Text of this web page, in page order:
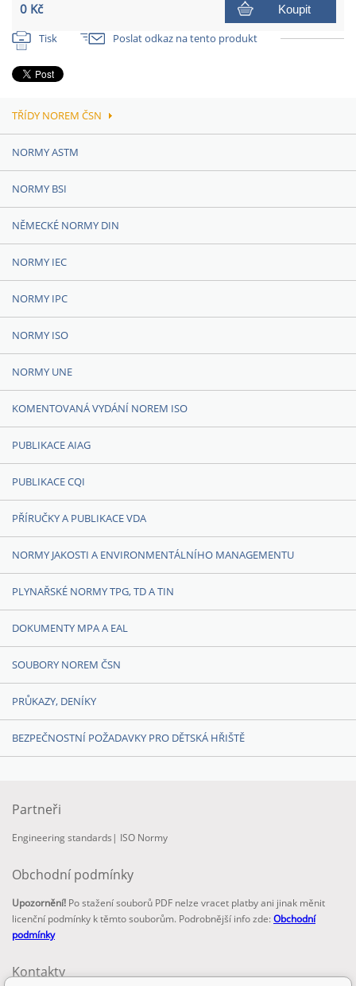
0 Kč Koupit
Tisk Poslat odkaz na tento produkt
TŘÍDY NOREM ČSN
NORMY ASTM
NORMY BSI
NĚMECKÉ NORMY DIN
NORMY IEC
NORMY IPC
NORMY ISO
NORMY UNE
KOMENTOVANÁ VYDÁNÍ NOREM ISO
PUBLIKACE AIAG
PUBLIKACE CQI
PŘÍRUČKY A PUBLIKACE VDA
NORMY JAKOSTI A ENVIRONMENTÁLNÍHO MANAGEMENTU
PLYNAŘSKÉ NORMY TPG, TD A TIN
DOKUMENTY MPA A EAL
SOUBORY NOREM ČSN
PRŮKAZY, DENÍKY
BEZPEČNOSTNÍ POŽADAVKY PRO DĚTSKÁ HŘIŠTĚ
Partneři
Engineering standards | ISO Normy
Obchodní podmínky
Upozornění! Po stažení souborů PDF nelze vracet platby ani jinak měnit
licenční podmínky k těmto souborům. Podrobnější info zde:Obchodní
podmínky
Kontakty